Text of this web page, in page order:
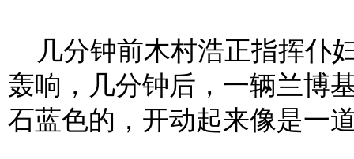
几分钟前木村浩正指挥仆
轰响，几分钟后，一辆兰博
石蓝色的，开动起来像是一